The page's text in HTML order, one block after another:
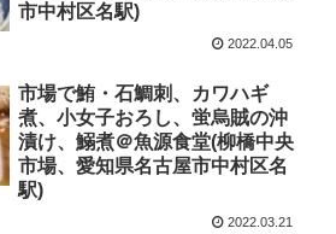
市中村区名駅)
2022.04.05
市場で鮪・石鯛刺、カワハギ
煮、小女子おろし、蛍烏賊の沖
漬け、鰯煮＠魚源食堂(柳橋中央
市場、愛知県名古屋市中村区名
駅)
2022.03.21